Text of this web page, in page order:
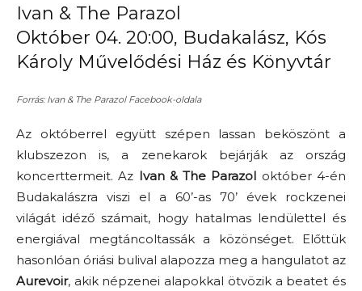
Ivan & The Parazol
Október 04. 20:00, Budakalász, Kós
Károly Művelődési Ház és Könyvtár
Forrás: Ivan & The Parazol Facebook-oldala
Az októberrel együtt szépen lassan beköszönt a
klubszezon is, a zenekarok bejárják az ország
koncerttermeit. Az Ivan & The Parazol október 4-én
Budakalászra viszi el a 60’-as 70’ évek rockzenei
világát idéző számait, hogy hatalmas lendülettel és
energiával megtáncoltassák a közönséget. Előttük
hasonlóan óriási bulival alapozza meg a hangulatot az
Aurevoir, akik népzenei alapokkal ötvözik a beatet és